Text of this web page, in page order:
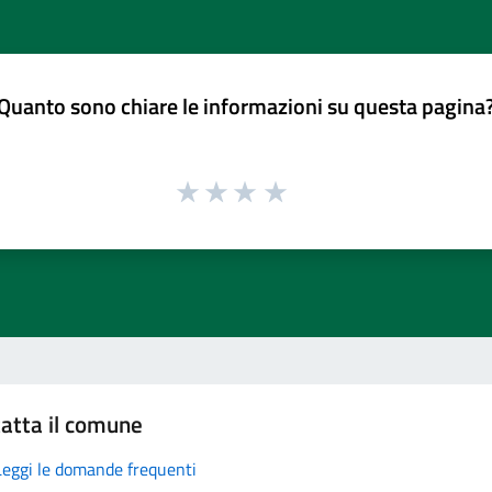
sono chiare le informazioni su questa
il comune
le domande frequenti